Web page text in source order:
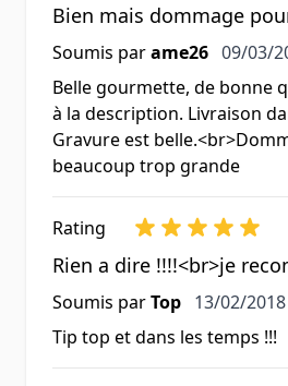
Bien mais dommage
Soumis parame26 9 mars
09/03/
Belle gourmette, de bonne
à la description. Livraison
Gravure est
beaucoup trop grande
Rating
Rien a dire !!!!<br>je
Soumis parTop 13 février
13/02/2018
Tip top et dans les temps !!!